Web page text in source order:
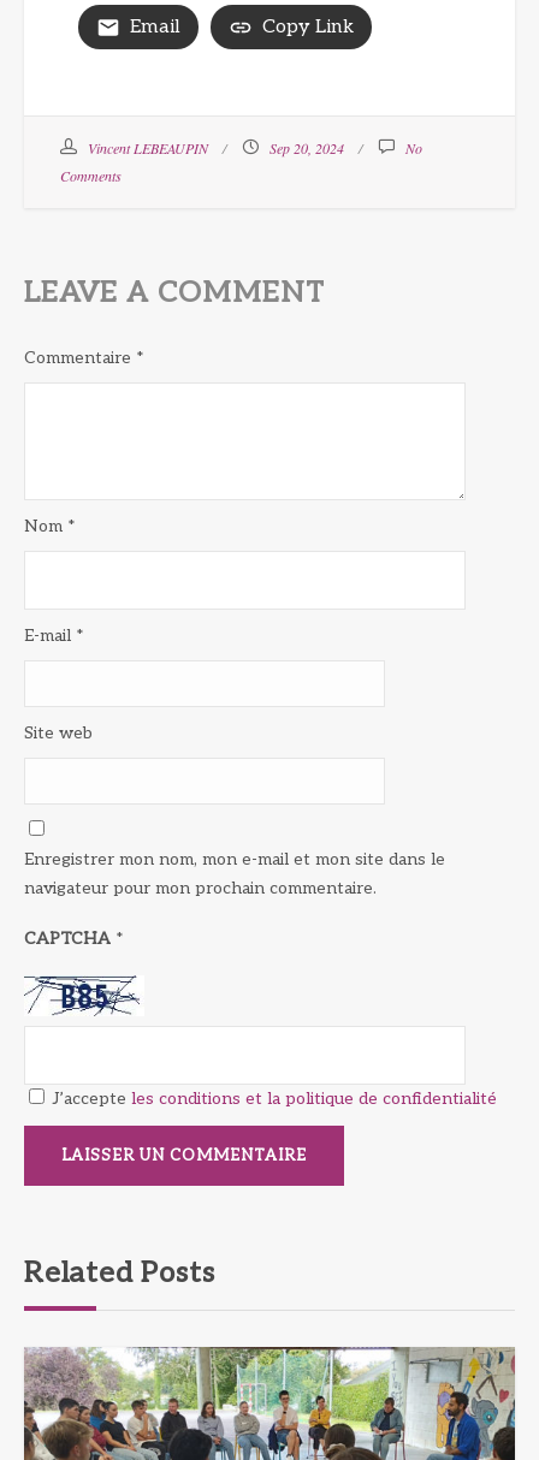
Email Copy Link
Vincent LEBEAUPIN Sep 20, 2024
No
Comments
LEAVE A COMMENT
Commentaire *
Nom *
E-mail *
Site web
Enregistrer mon nom, mon e-mail et mon site dans le
navigateur pour mon prochain commentaire.
CAPTCHA *
J’accepte les conditions et la politique de confidentialité
Related Posts